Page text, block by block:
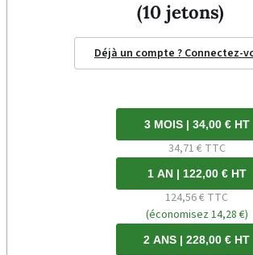
(10 jetons)
Déjà un compte ? Connectez-
3 MOIS | 34,00 € HT
34,71 € TTC
1 AN | 122,00 € HT
124,56 € TTC
(économisez 14,28 €)
2 ANS | 228,00 € HT